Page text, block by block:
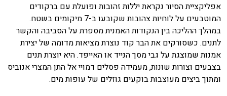
אפליקציית הסיור נקראת יללות זהובות ופועלת עם ברקודים
המוטבעים על לוחיות צהובות שקובעו ב-7 מיקומים בשטח.
במהלך ההליכה בין הנקודות האמנית מספרת על הסביבה והקשר
לתנים. כשסורקים את הבר קוד נוצרת מציאות מדומה של יצירת
אמנות שמוצגת על גבי מסך הנייד או האייפד. היא יוצרת תנים
בצבעים וצורות שונות, מעמידה פסלים דמויי אל התן המצרי אנוביס
ומתוך ביצים מעוצבות בוקעים גוזלים של עופות מים.